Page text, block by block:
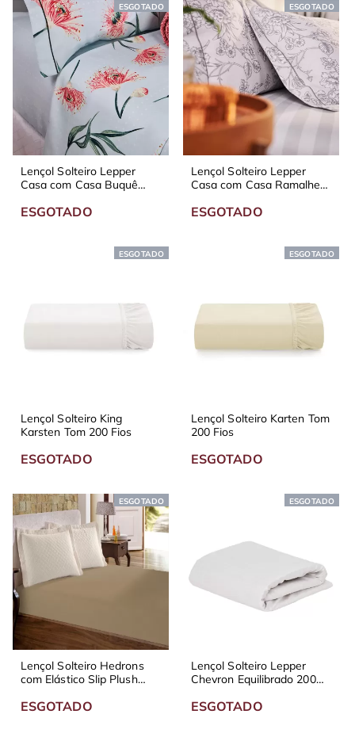
ESGOTADO
Lençol Solteiro Lepper
Casa com Casa Buquê
ESGOTADO
ESGOTADO
Lençol Solteiro Lepper
Casa com Casa Ramalhete
ESGOTADO
ESGOTADO
Lençol Solteiro King
Karsten Tom 200 Fios
ESGOTADO
ESGOTADO
Lençol Solteiro Karten Tom
200 Fios
ESGOTADO
ESGOTADO
Lençol Solteiro Hedrons
com Elástico Slip Plush
ESGOTADO
ESGOTADO
Lençol Solteiro Lepper
Chevron Equilibrado 200
ESGOTADO